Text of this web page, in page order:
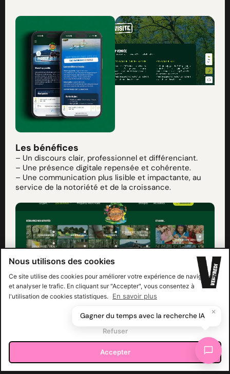
Les bénéfices
– Un discours clair, professionnel et différenciant.
– Une présence digitale repensée et cohérente.
– Une communication plus lisible et impactante, au
service de la notoriété et de la croissance.
Nous utilisons des cookies
Ce site utilise des cookies pour améliorer votre expérience de navigation
et analyser le trafic. En cliquant sur "Accepter", vous consentez à
l'utilisation de cookies statistiques. En savoir plus
Refuser
Accepter
Gagner du temps avec la recherche IA ✕